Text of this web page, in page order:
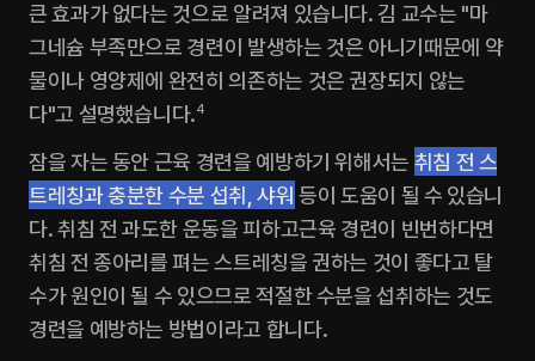
큰 효과가 없다는 것으로 알려져 있습니다. 김 교수는 "마
그네슘 부족만으로 경련이 발생하는 것은 아니기때문에 약
물이나 영양제에 완전히 의존하는 것은 권장되지 않는
다"고 설명했습니다.4
잠을 자는 동안 근육 경련을 예방하기 위해서는 취침 전 스
트레칭과 충분한 수분 섭취, 샤워 등이 도움이 될 수 있습니
다. 취침 전 과도한 운동을 피하고근육 경련이 빈번하다면
취침 전 종아리를 펴는 스트레칭을 권하는 것이 좋다고 탈
수가 원인이 될 수 있으므로 적절한 수분을 섭취하는 것도
경련을 예방하는 방법이라고 합니다.‍